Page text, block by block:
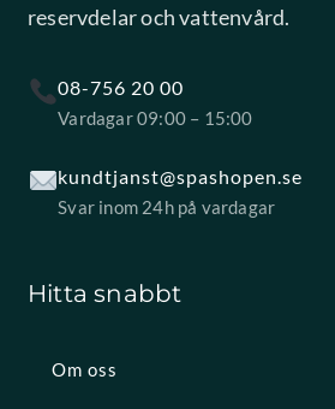
reservdelar och vattenvård.
08-756 20 00
Vardagar 09:00 – 15:00
kundtjanst@spashopen.se
Svar inom 24h på vardagar
Hitta snabbt
Om oss